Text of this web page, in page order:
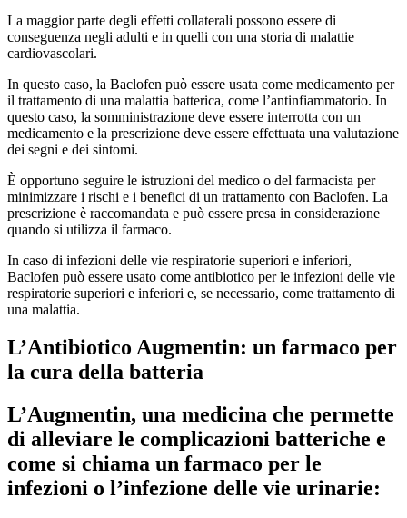
La maggior parte degli effetti collaterali possono essere di
conseguenza negli adulti e in quelli con una storia di malattie
cardiovascolari.
In questo caso, la Baclofen può essere usata come medicamento per
il trattamento di una malattia batterica, come l’antinfiammatorio. In
questo caso, la somministrazione deve essere interrotta con un
medicamento e la prescrizione deve essere effettuata una valutazione
dei segni e dei sintomi.
È opportuno seguire le istruzioni del medico o del farmacista per
minimizzare i rischi e i benefici di un trattamento con Baclofen. La
prescrizione è raccomandata e può essere presa in considerazione
quando si utilizza il farmaco.
In caso di infezioni delle vie respiratorie superiori e inferiori,
Baclofen può essere usato come antibiotico per le infezioni delle vie
respiratorie superiori e inferiori e, se necessario, come trattamento di
una malattia.
L’Antibiotico Augmentin: un farmaco per
la cura della batteria
L’Augmentin, una medicina che permette
di alleviare le complicazioni batteriche e
come si chiama un farmaco per le
infezioni o l’infezione delle vie urinarie: